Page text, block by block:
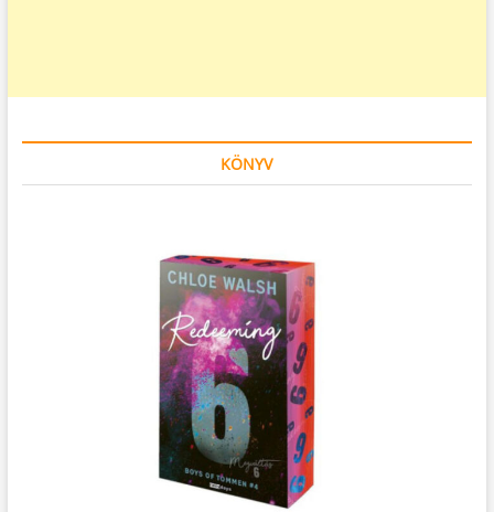
KÖNYV